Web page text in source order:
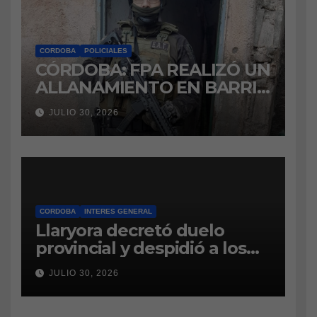
CORDOBA POLICIALES
CÓRDOBA: FPA REALIZÓ UN
ALLANAMIENTO EN BARRIO
VILLA BOEDO
RELACIONADO CON UNA
CAUSA DE DROGAS EN LA
CÁRCEL DE BOUWER
JULIO 30, 2026
CORDOBA INTERES GENERAL
Llaryora decretó duelo
provincial y despidió a los
bomberos cordobeses
fallecidos en la tragedia
aérea de San Juan
JULIO 30, 2026